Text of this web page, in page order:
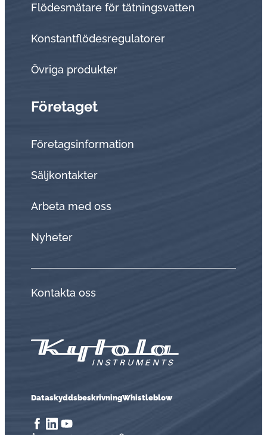
Flödesmätare för tätningsvatten
Konstantflödesregulatorer
Övriga produkter
Företaget
Företagsinformation
Sälj­kon­tak­ter
Arbeta med oss
Nyheter
Kontakta oss
DataskyddsbeskrivningWhistleblow